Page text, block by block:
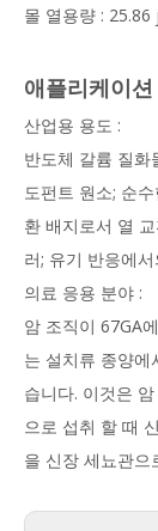
몰 열용량 : 25.86
애플리케이션
산업용 용도 :
반도체 갈륨 질화
도펀트 원소; 순
환 배지로서 열
러; 유기 반응에
의료 응용 분야 :
암 조직이 67GA
는 설치류 종양
습니다. 이것은
으로 섭취 할 때
을 신장 세뇨관으